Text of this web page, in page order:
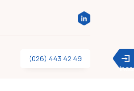
(026) 443 42 49